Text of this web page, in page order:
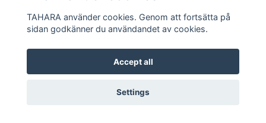
TAHARA använder cookies. Genom att fortsätta på
sidan godkänner du användandet av cookies.
Accept all
Settings